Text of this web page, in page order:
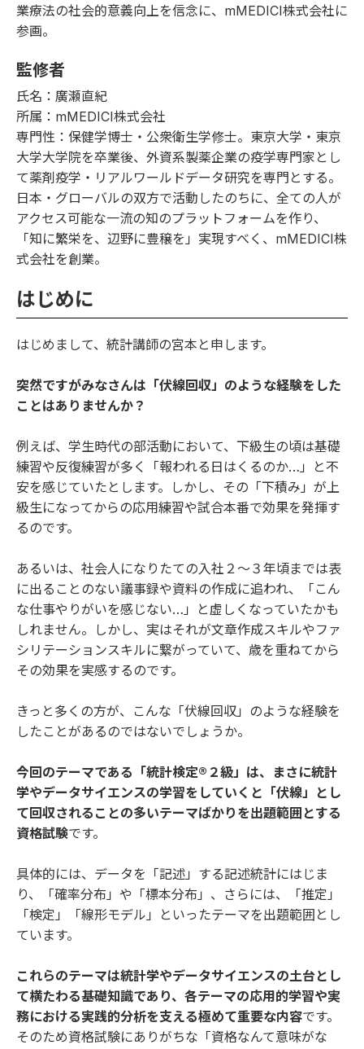
業療法の社会的意義向上を信念に、mMEDICI株式会社に
参画。
監修者
氏名：廣瀬直紀
所属：mMEDICI株式会社
専門性：保健学博士・公衆衛生学修士。東京大学・東京
大学大学院を卒業後、外資系製薬企業の疫学専門家とし
て薬剤疫学・リアルワールドデータ研究を専門とする。
日本・グローバルの双方で活動したのちに、全ての人が
アクセス可能な一流の知のプラットフォームを作り、
「知に繁栄を、辺野に豊穣を」実現すべく、mMEDICI株
式会社を創業。
はじめに
はじめまして、統計講師の宮本と申します。
突然ですがみなさんは「伏線回収」のような経験をした
ことはありませんか？
例えば、学生時代の部活動において、下級生の頃は基礎
練習や反復練習が多く「報われる日はくるのか…」と不
安を感じていたとします。しかし、その「下積み」が上
級生になってからの応用練習や試合本番で効果を発揮す
るのです。
あるいは、社会人になりたての入社２～３年頃までは表
に出ることのない議事録や資料の作成に追われ、「こん
な仕事やりがいを感じない…」と虚しくなっていたかも
しれません。しかし、実はそれが文章作成スキルやファ
シリテーションスキルに繋がっていて、歳を重ねてから
その効果を実感するのです。
きっと多くの方が、こんな「伏線回収」のような経験を
したことがあるのではないでしょうか。
今回のテーマである「統計検定®２級」は、まさに統計
学やデータサイエンスの学習をしていくと「伏線」とし
て回収されることの多いテーマばかりを出題範囲とする
資格試験です。
具体的には、データを「記述」する記述統計にはじま
り、「確率分布」や「標本分布」、さらには、「推定」
「検定」「線形モデル」といったテーマを出題範囲とし
ています。
これらのテーマは統計学やデータサイエンスの土台とし
て横たわる基礎知識であり、各テーマの応用的学習や実
務における実践的分析を支える極めて重要な内容です。
そのため資格試験にありがちな「資格なんて意味がな